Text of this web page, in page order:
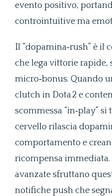
evento positivo,
controintuitive ma
Il “dopamina‑rush” è il
che lega vittorie rapide,
micro‑bonus. Quando
clutch in Dota 2 e
scommessa “in‑play”
cervello rilascia
comportamento e
ricompensa
avanzate sfruttano
notifiche push che